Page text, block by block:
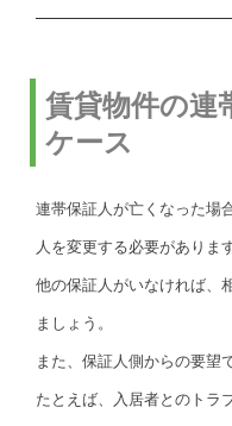
賃貸物件の連
ケース
連帯保証人が亡くなった場
人を変更する必要があります
他の保証人がいなければ、
ましょう。
また、保証人側からの要望
たとえば、入居者とのトラ